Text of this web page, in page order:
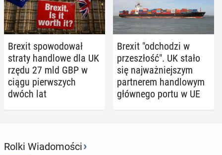
Brexit spo­wo­do­wał
straty han­dlo­we dla UK
rzędu 27 mld GBP w
ciągu pierw­szych
dwóch lat
Brexit "od­cho­dzi w
prze­szłość". UK stało
się naj­waż­niej­szym
part­ne­rem han­dlo­wym
głów­ne­go portu w UE
Rolki Wiadomości›